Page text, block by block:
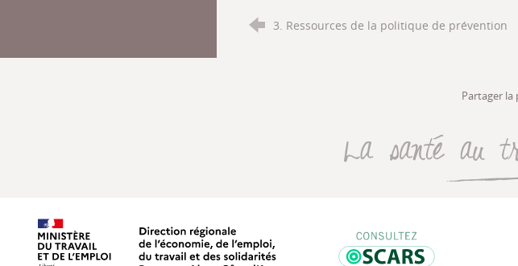
3. Ressources de la politique de prévention
Partager la